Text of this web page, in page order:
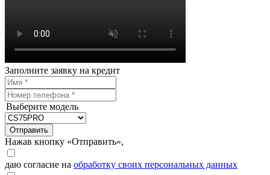
Заполните заявку на кредит
Выберите модель
Отправить
Нажав кнопку «Отправить»,
даю согласие на обработку своих персональных данных